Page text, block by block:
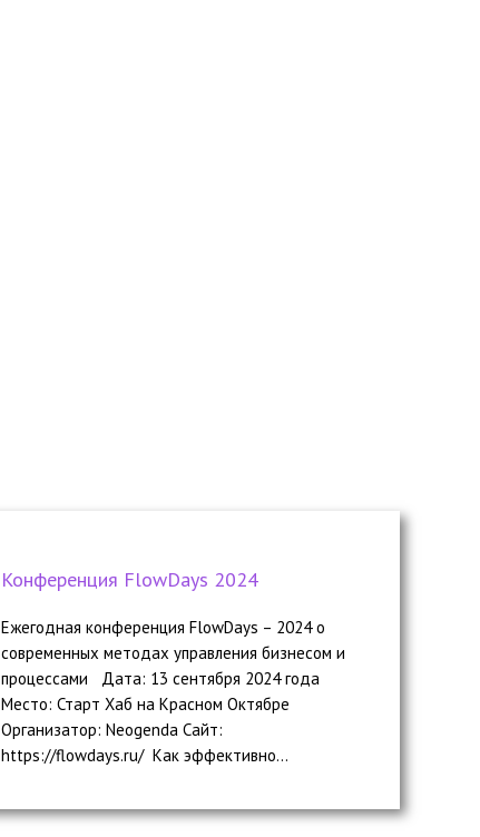
Конференция FlowDays 2024
Ежегодная конференция FlowDays – 2024 о
современных методах управления бизнесом и
процессами Дата: 13 сентября 2024 года
Место: Старт Хаб на Красном Октябре
Организатор: Neogenda Сайт:
https://flowdays.ru/ Как эффективно...